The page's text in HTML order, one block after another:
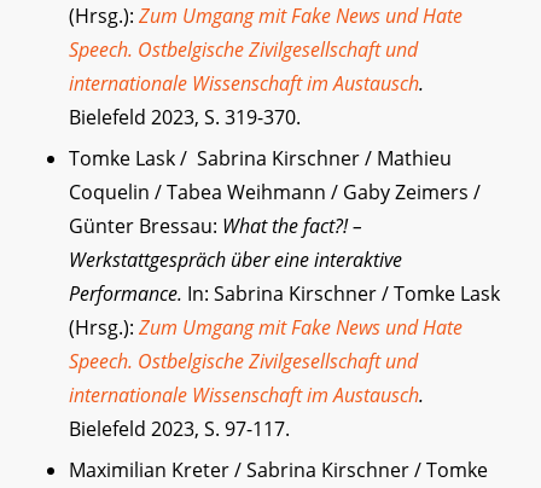
(Hrsg.): Zum Umgang mit Fake News und Hate
Speech. Ostbelgische Zivilgesellschaft und
internationale Wissenschaft im Austausch.
Bielefeld 2023, S. 319-370.
Tomke Lask / Sabrina Kirschner / Mathieu
Coquelin / Tabea Weihmann / Gaby Zeimers /
Günter Bressau: What the fact?! –
Werkstattgespräch über eine interaktive
Performance. In: Sabrina Kirschner / Tomke Lask
(Hrsg.): Zum Umgang mit Fake News und Hate
Speech. Ostbelgische Zivilgesellschaft und
internationale Wissenschaft im Austausch.
Bielefeld 2023, S. 97-117.
Maximilian Kreter / Sabrina Kirschner / Tomke